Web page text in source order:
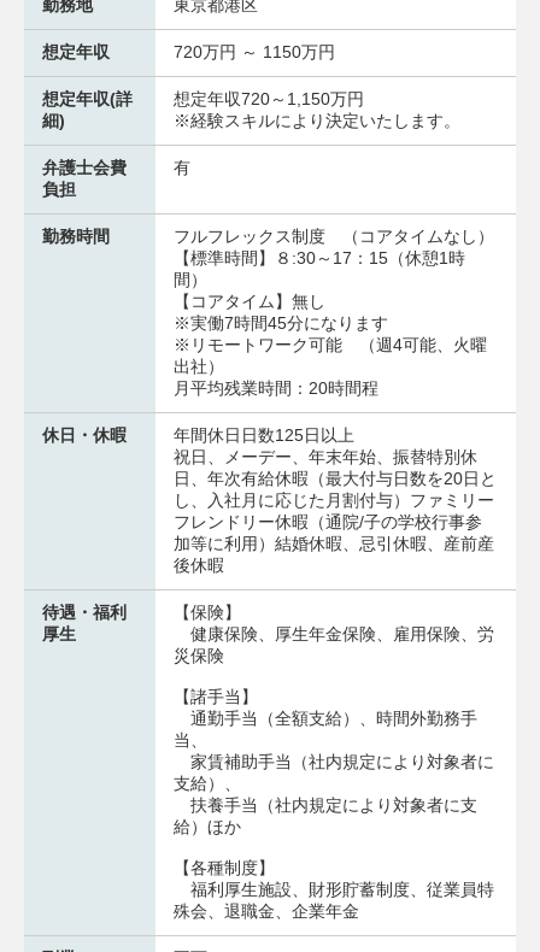
勤務地 東京都港区
想定年収 720万円 ～ 1150万円
想定年収(詳
細)
想定年収720～1,150万円
※経験スキルにより決定いたします。
弁護士会費
負担
有
勤務時間
フルフレックス制度 （コアタイムなし）
【標準時間】８:30～17：15（休憩1時
間）
【コアタイム】無し
※実働7時間45分になります
※リモートワーク可能 （週4可能、火曜
出社）
月平均残業時間：20時間程
休日・休暇
年間休日日数125日以上
祝日、メーデー、年末年始、振替特別休
日、年次有給休暇（最大付与日数を20日と
し、入社月に応じた月割付与）ファミリー
フレンドリー休暇（通院/子の学校行事参
加等に利用）結婚休暇、忌引休暇、産前産
後休暇
待遇・福利
厚生
【保険】
健康保険、厚生年金保険、雇用保険、労
災保険
【諸手当】
通勤手当（全額支給）、時間外勤務手
当、
家賃補助手当（社内規定により対象者に
支給）、
扶養手当（社内規定により対象者に支
給）ほか
【各種制度】
福利厚生施設、財形貯蓄制度、従業員特
殊会、退職金、企業年金